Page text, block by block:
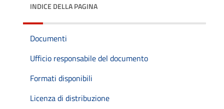
INDICE DELLA PAGINA
Documenti
Ufficio responsabile del documento
Formati disponibili
Licenza di distribuzione